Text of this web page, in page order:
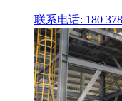
联系电话: 180